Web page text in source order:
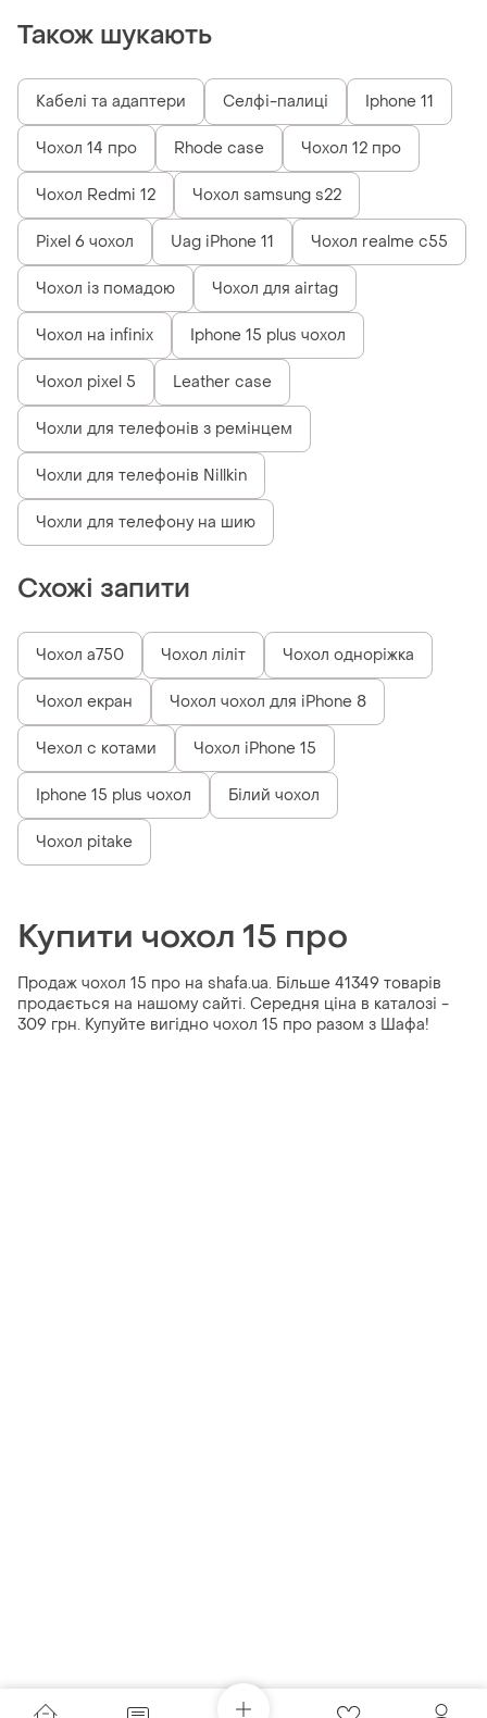
Також шукають
Кабелі та адаптери Селфі-палиці Iphone 11
Чохол 14 про Rhode case Чохол 12 про
Чохол Redmi 12 Чохол samsung s22
Pixel 6 чохол Uag iPhone 11 Чохол realme c55
Чохол із помадою Чохол для airtag
Чохол на infinix Iphone 15 plus чохол
Чохол pixel 5 Leather case
Чохли для телефонів з ремінцем
Чохли для телефонів Nillkin
Чохли для телефону на шию
Схожі запити
Чохол a750 Чохол ліліт Чохол одноріжка
Чохол екран Чохол чохол для iPhone 8
Чехол с котами Чохол iPhone 15
Iphone 15 plus чохол Білий чохол
Чохол pitake
Купити чохол 15 про
Продаж чохол 15 про на shafa.ua. Більше 41349 товарів
продається на нашому сайті. Середня ціна в каталозі -
309 грн. Купуйте вигідно чохол 15 про разом з Шафа!